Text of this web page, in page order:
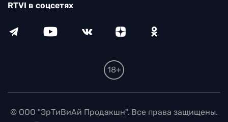
RTVI в соцсетях
18+
© ООО "ЭрТиВиАй Продакшн". Все права защищены.